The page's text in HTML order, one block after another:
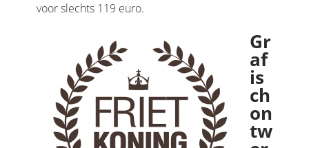
voor slechts 119 euro.
Gr
af
is
ch
on
tw